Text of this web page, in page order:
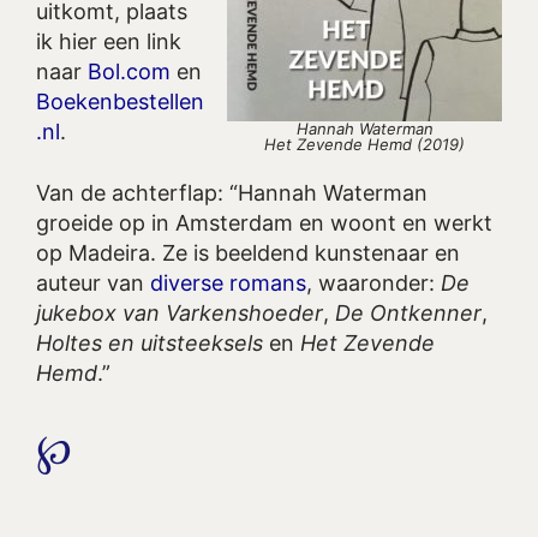
Hannah Waterman
Het Zevende Hemd (2019)
uitkomt, plaats
ik hier een link
naar Bol.com en
Boekenbestellen
.nl.
Van de achterflap: “Hannah Waterman
groeide op in Amsterdam en woont en werkt
op Madeira. Ze is beeldend kunstenaar en
auteur van diverse romans, waaronder: De
jukebox van Varkenshoeder, De Ontkenner,
Holtes en uitsteeksels en Het Zevende
Hemd.”
℘